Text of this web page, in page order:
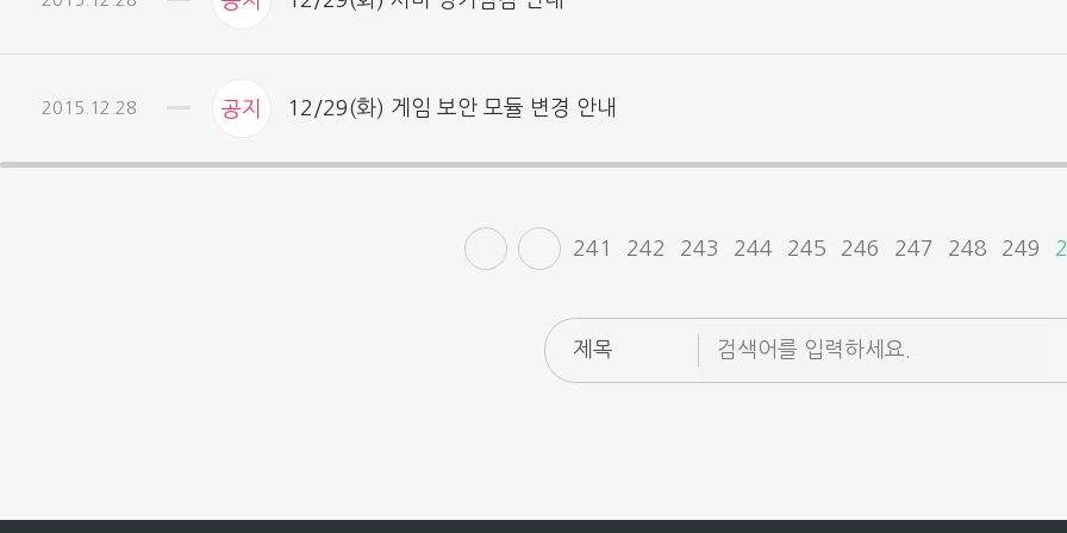
2015.12.28 공지 12/29(화) 게임 보안 모듈 변경 안내
241 242 243 244 245 246 247 248 249
제목